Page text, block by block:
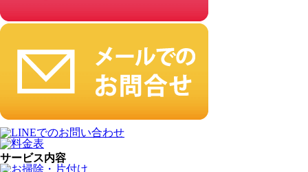
サービス内容